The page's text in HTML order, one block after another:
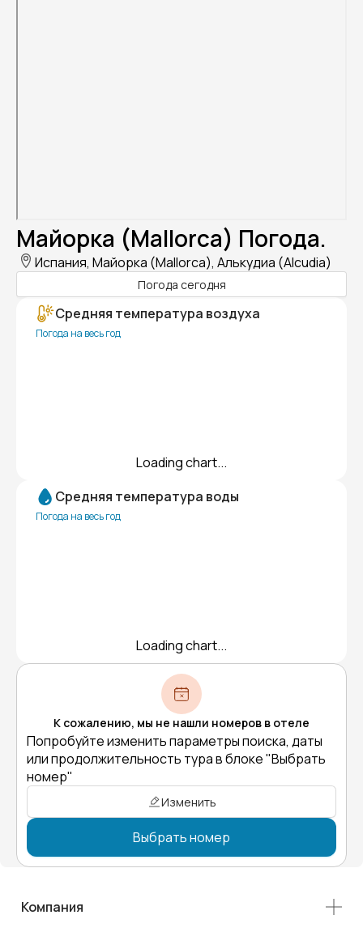
Майорка (Mallorca) Погода.
Испания, Майорка (Mallorca), Алькудиа (Alcudia)
Погода сегодня
Средняя температура воздуха
Погода на весь год
Loading chart...
Средняя температура воды
Погода на весь год
Loading chart...
К сожалению, мы не нашли номеров в отеле
Попробуйте изменить параметры поиска, даты
или продолжительность тура в блоке "Выбрать
номер"
Изменить
Выбрать номер
Компания